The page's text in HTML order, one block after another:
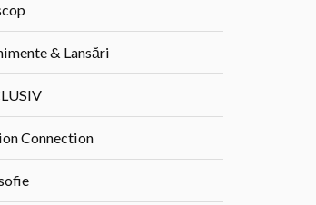
& Lansări
Connection